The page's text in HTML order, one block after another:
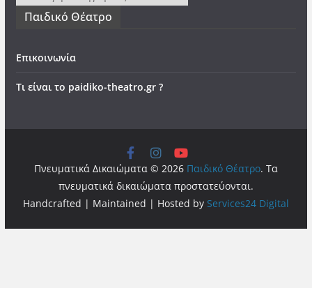
Παιδικό Θέατρο
Επικοινωνία
Τι είναι το paidiko-theatro.gr ?
Πνευματικά Δικαιώματα © 2026 Παιδικό Θέατρο. Τα
πνευματικά δικαιώματα προστατεύονται.
Handcrafted | Maintained | Hosted by Services24 Digital